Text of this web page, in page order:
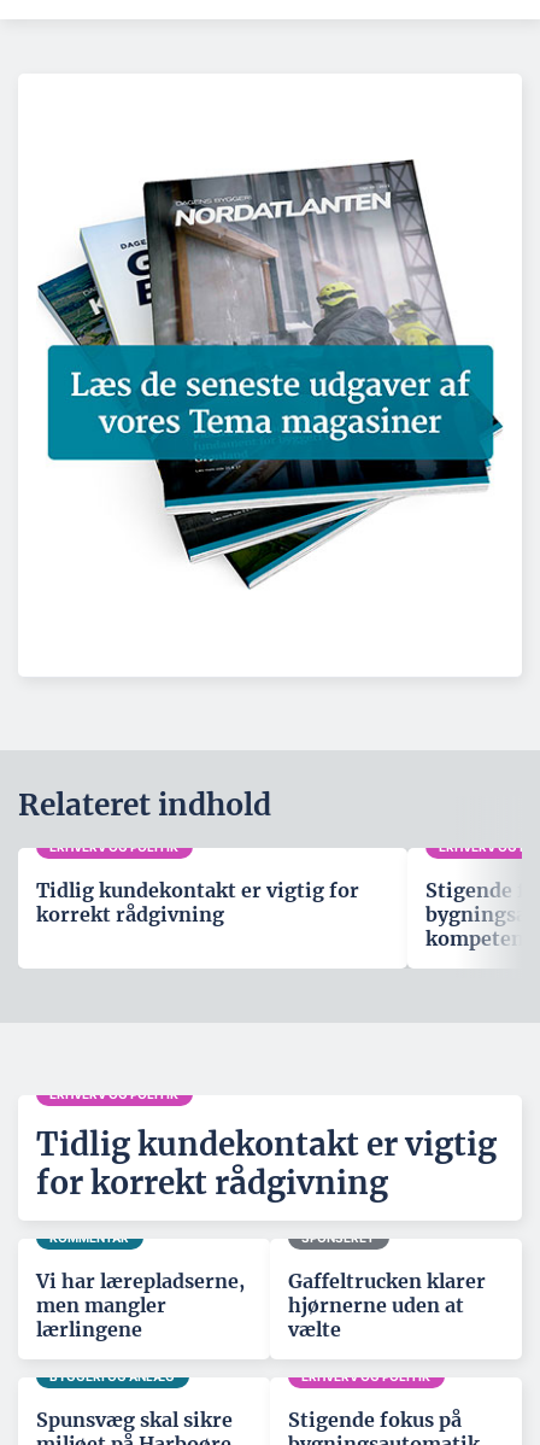
Relateret indhold
ERHVERV OG POLITIK
Tidlig kundekontakt er vigtig for
korrekt rådgivning
ERHVERV OG
Stigende
ERHVERV OG POLITIK
Tidlig kundekontakt er vigtig
for korrekt rådgivning
KOMMENTAR
Vi har lærepladserne,
men mangler
lærlingene
SPONSERET
Gaffeltrucken klarer
hjørnerne uden at
vælte
BYGGERI OG ANLÆG
Spunsvæg skal sikre
ERHVERV OG POLITIK
Stigende fokus på